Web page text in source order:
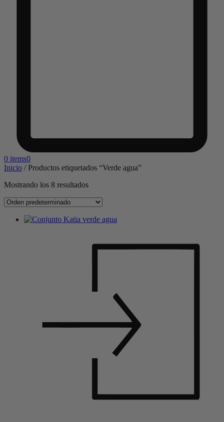
0 items0
Inicio /Productos etiquetados “Verde agua”
Mostrando los 8 resultados